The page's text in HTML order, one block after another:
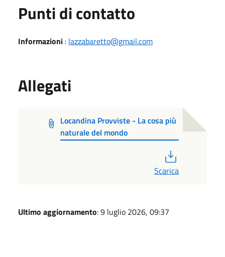
Punti di contatto
Informazioni : lazzabaretto@gmail.com
Allegati
Locandina Provviste - La cosa più
naturale del mondo
Scarica
Ultimo aggiornamento: 9 luglio 2026, 09:37